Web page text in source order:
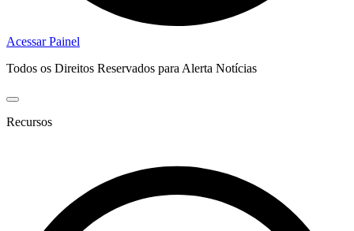
Acessar Painel
Todos os Direitos Reservados para Alerta Notícias
Recursos